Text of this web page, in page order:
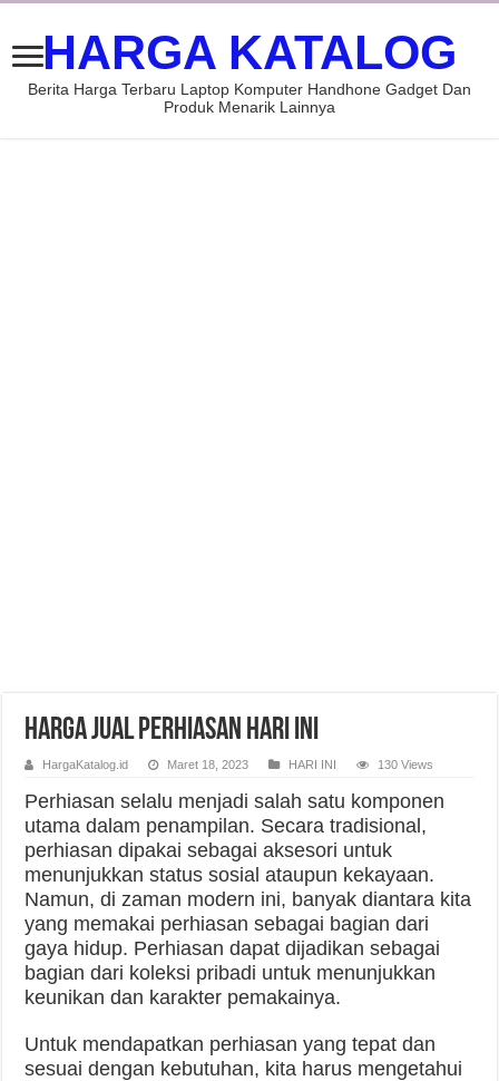
HARGA KATALOG
Berita Harga Terbaru Laptop Komputer Handhone Gadget Dan
Produk Menarik Lainnya
Harga Jual Perhiasan Hari Ini
HargaKatalog.id Maret 18, 2023 HARI INI 130 Views
Perhiasan selalu menjadi salah satu komponen
utama dalam penampilan. Secara tradisional,
perhiasan dipakai sebagai aksesori untuk
menunjukkan status sosial ataupun kekayaan.
Namun, di zaman modern ini, banyak diantara kita
yang memakai perhiasan sebagai bagian dari
gaya hidup. Perhiasan dapat dijadikan sebagai
bagian dari koleksi pribadi untuk menunjukkan
keunikan dan karakter pemakainya.
Untuk mendapatkan perhiasan yang tepat dan
sesuai dengan kebutuhan, kita harus mengetahui